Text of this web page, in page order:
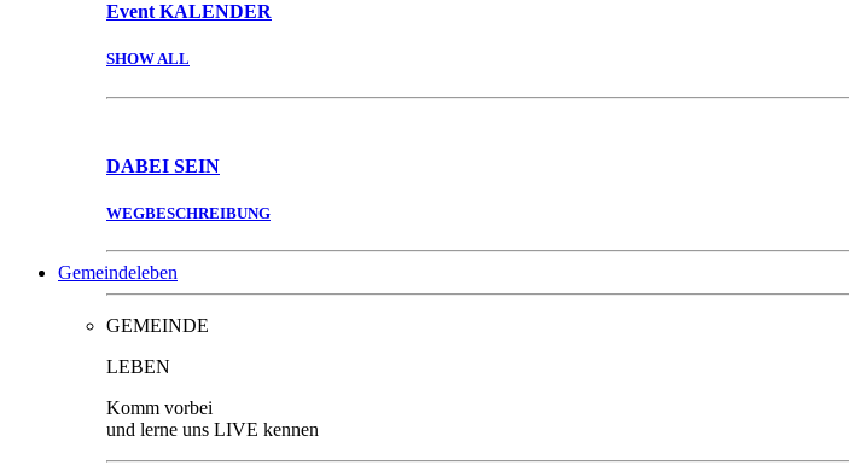
Event KALENDER
SHOW ALL
DABEI SEIN
WEGBESCHREIBUNG
Gemeindeleben
GEMEINDE
LEBEN
Komm vorbei
und lerne uns LIVE kennen